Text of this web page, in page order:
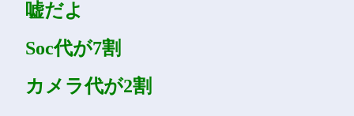
嘘だよ
Soc代が7割
カメラ代が2割